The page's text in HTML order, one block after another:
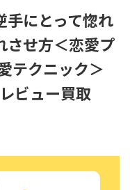
にとって惚れ
せ方＜恋愛プ
テクニック＞
ビュー買取